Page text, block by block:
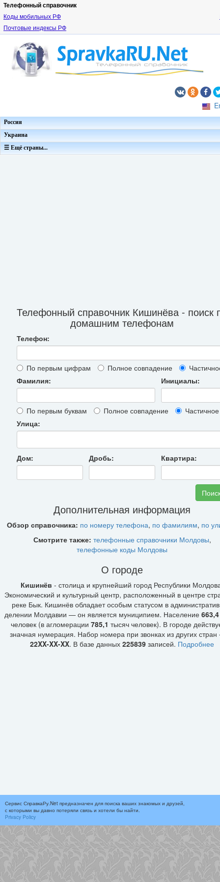
Телефонный справочник
Коды мобильных РФ
Почтовые индексы РФ
Россия
Украина
☰ Ещё страны...
Телефонный справочник Кишинёва - поиск
домашним телефонам
Телефон:
По первым цифрам Полное совпадение
Фамилия:
Инициалы:
По первым буквам Полное совпадение
Частичное
Улица:
Дом: Дробь: Квартира:
Дополнительная информация
Обзор справочника: по номеру телефона, по фамилиям, по
Смотрите также: телефонные справочники Молдовы,
телефонные коды Молдовы
О городе
Кишинёв - столица и крупнейший город Республики
Экономический и культурный центр, расположенный в центре
реке Бык. Кишинёв обладает особым статусом в
делении Молдавии — он является муниципием. Население 663,4
человек (в агломерации 785,1 тысяч человек). В городе
значная нумерация. Набор номера при звонках из других стран
22XX-XX-XX. В базе данных 225839 записей. Подробнее
Сервис СправкаРу.Net предназначен для поиска ваших знакомых и друзей,
с которыми вы давно потеряли связь и хотели бы найти.
Privacy Policy